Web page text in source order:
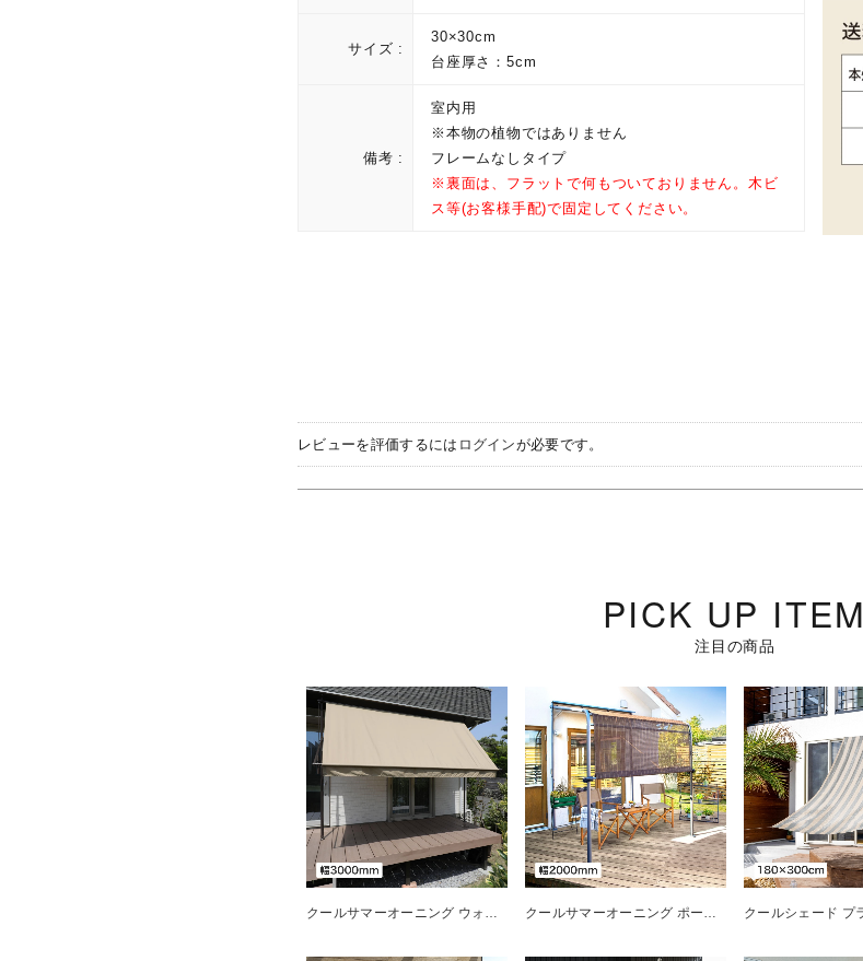
サイズ :
30×30cm
台座厚さ：5cm
備考 :
室内用
※本物の植物ではありません
フレームなしタイプ
※裏面は、フラットで何もついておりません。木ビ
ス等(お客様手配)で固定してください。
レビューを評価するには ログインが必要です。
PICK UP ITEM
注目の商品